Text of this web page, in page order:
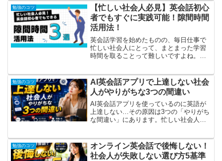
見直すべき６つのポイントを紹介しま
す。「やみくもに勉強する」...
勉強のコツ
【忙しい社会人必見】英会話初心
者でもすぐに実践可能！隙間時間
活用法！
英会話学習を始めたものの、毎日仕事で
忙しい社会人にとって、まとまった学習
時間を取ることって難しいですよね。そ
ことない」と思う人は多いかもしれませ
ん。しかし、時間が無いと...
勉強のコツ
AI英会話アプリで上達しない社会
人がやりがちな3つの間違い
AI英会話アプリを使っているのに英語が
上達しない…その原因は3つの「やりがち
な間違い」にあります。忙しい社会人で
勉強のコツ
オンライン英会話で後悔しない！
社会人が失敗しない選び方5基準